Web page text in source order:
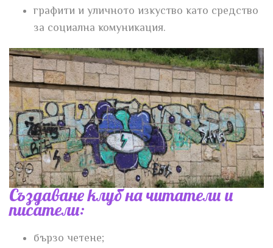
графити и уличното изкуство като средство
за социална комуникация.
Създаване клуб на читатели и
писатели:
бързо четене;